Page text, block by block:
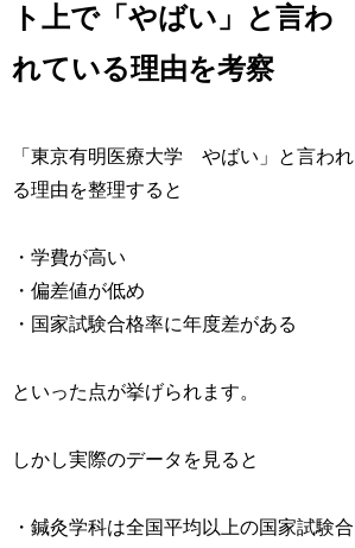
ト上で「やばい」と言わ
れている理由を考察
「東京有明医療大学 やばい」と言われ
る理由を整理すると
・学費が高い
・偏差値が低め
・国家試験合格率に年度差がある
といった点が挙げられます。
しかし実際のデータを見ると
・鍼灸学科は全国平均以上の国家試験合